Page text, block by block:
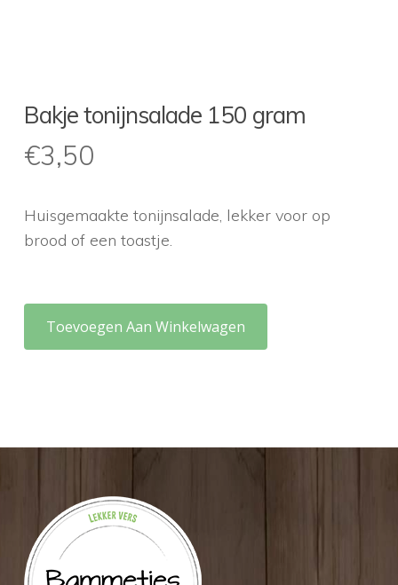
Bakje tonijnsalade 150 gram
€3,50
Huisgemaakte tonijnsalade, lekker voor op
brood of een toastje.
Toevoegen Aan Winkelwagen